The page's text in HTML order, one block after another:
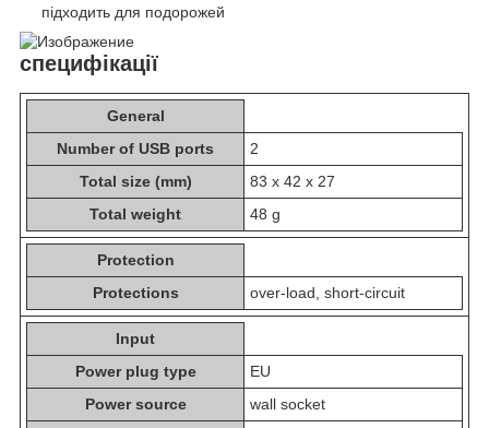
підходить для подорожей
специфікації
General
Number of USB ports
2
Total size (mm)
83 x 42 x 27
Total weight
48 g
Protection
Protections
over-load, short-circuit
Input
Power plug type
EU
Power source
wall socket